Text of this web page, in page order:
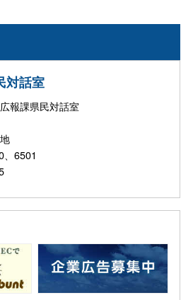
対話室
報課県民対話室
番地
、6501